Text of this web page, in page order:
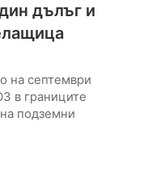
дълъг и
на септември
в границите
подземни